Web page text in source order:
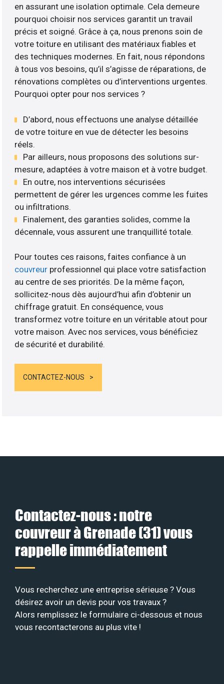
en assurant une isolation optimale. Cela demeure
pourquoi choisir nos services garantit un travail
précis et soigné. Grâce à ça, nous prenons soin de
votre toiture en utilisant des matériaux fiables et
des techniques modernes. En fait, nous répondons
à tous vos besoins, qu’il s’agisse de réparations, de
rénovations complètes ou d’interventions urgentes.
Pourquoi opter pour nos services ?
D’abord, nous effectuons une analyse détaillée
de votre toiture en vue de détecter les besoins
réels.
Par ailleurs, nous proposons des solutions sur-
mesure, adaptées à votre maison et à votre budget.
En outre, nos interventions sécurisées
permettent de gérer les urgences comme les fuites
ou infiltrations.
Finalement, des garanties solides, comme la
décennale, vous assurent une tranquillité totale.
Pour toutes ces raisons, faites confiance à un
couvreur professionnel qui place votre satisfaction
au centre de ses priorités. De la même façon,
sollicitez-nous dès aujourd’hui afin d’obtenir un
chiffrage gratuit. En conséquence, vous
transformez votre toiture en un véritable atout pour
votre maison. Avec nos services, vous bénéficiez
de sécurité et durabilité.
CONTACTEZ-NOUS
Contactez-nous : notre
couvreur à Grenade (31) vous
rappelle immédiatement
Vous recherchez une entreprise sérieuse ? Vous
désirez avoir un devis pour vos travaux ?
Alors remplissez le formulaire ci-dessous et nous
vous recontacterons au plus vite !